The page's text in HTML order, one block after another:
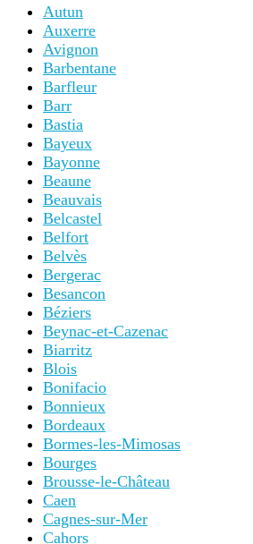
Autun
Auxerre
Avignon
Barbentane
Barfleur
Barr
Bastia
Bayeux
Bayonne
Beaune
Beauvais
Belcastel
Belfort
Belvès
Bergerac
Besancon
Béziers
Beynac-et-Cazenac
Biarritz
Blois
Bonifacio
Bonnieux
Bordeaux
Bormes-les-Mimosas
Bourges
Brousse-le-Château
Caen
Cagnes-sur-Mer
Cahors